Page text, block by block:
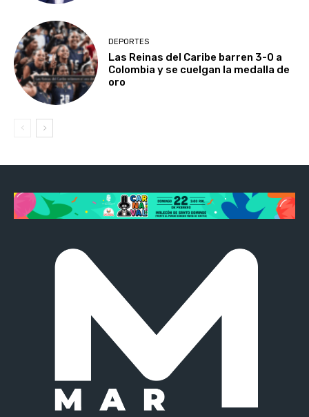
DEPORTES
Las Reinas del Caribe barren 3-0 a
Colombia y se cuelgan la medalla de
oro